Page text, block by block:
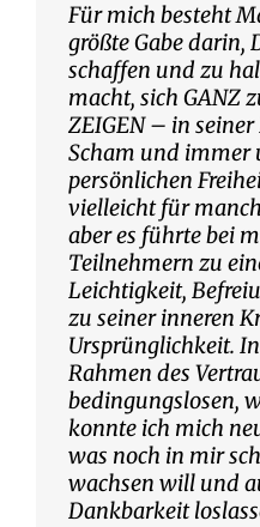
Für mich besteht
größte Gabe darin,
schaffen und zu
macht, sich GANZ
ZEIGEN – in
Scham und immer
persönlichen
vielleicht für
aber es führte bei
Teilnehmern zu
Leichtigkeit,
zu seiner inneren
Ursprünglichkeit.
Rahmen des
bedingungslosen,
konnte ich mich
was noch in mir
wachsen will und
Dankbarkeit